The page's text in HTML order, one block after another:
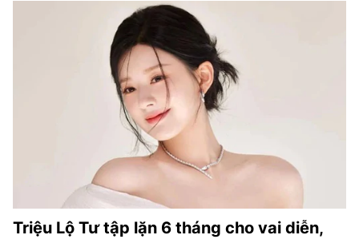
Triệu Lộ Tư tập lặn 6 tháng cho vai diễn,